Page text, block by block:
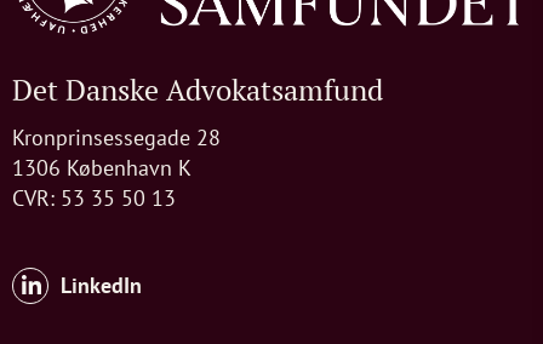
Det Danske Advokatsamfund
Kronprinsessegade 28
1306 København K
CVR: 53 35 50 13
LinkedIn